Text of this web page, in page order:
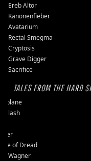
Ereb Altor
Kanonenfieber
Avatarium
Rectal Smegma
Cryptosis
Grave Digger
Sacrifice
TALES FROM THE HARD
of Dread
Wagner